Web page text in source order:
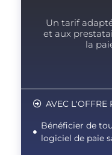
Un tarif
et aux
la
AVEC L'OFFRE
Bénéficier de
logiciel de paie